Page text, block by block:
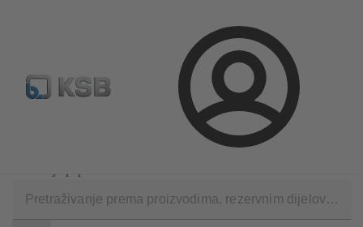
Prijava
Konfiguriraj proizvod Rezervni dijelovi – standardna
pretraživanja